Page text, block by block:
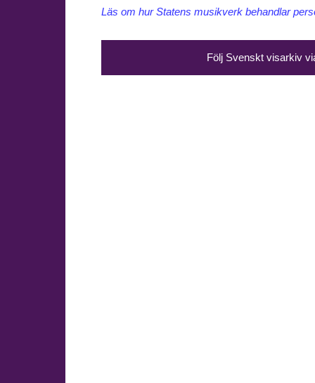
Läs om hur Statens musikverk behandlar
Följ Svenskt visarkiv